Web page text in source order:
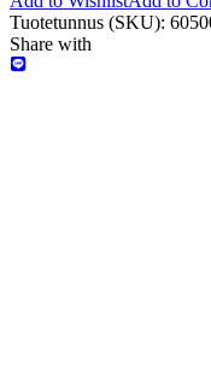
Tuotetunnus (SKU):
Share with